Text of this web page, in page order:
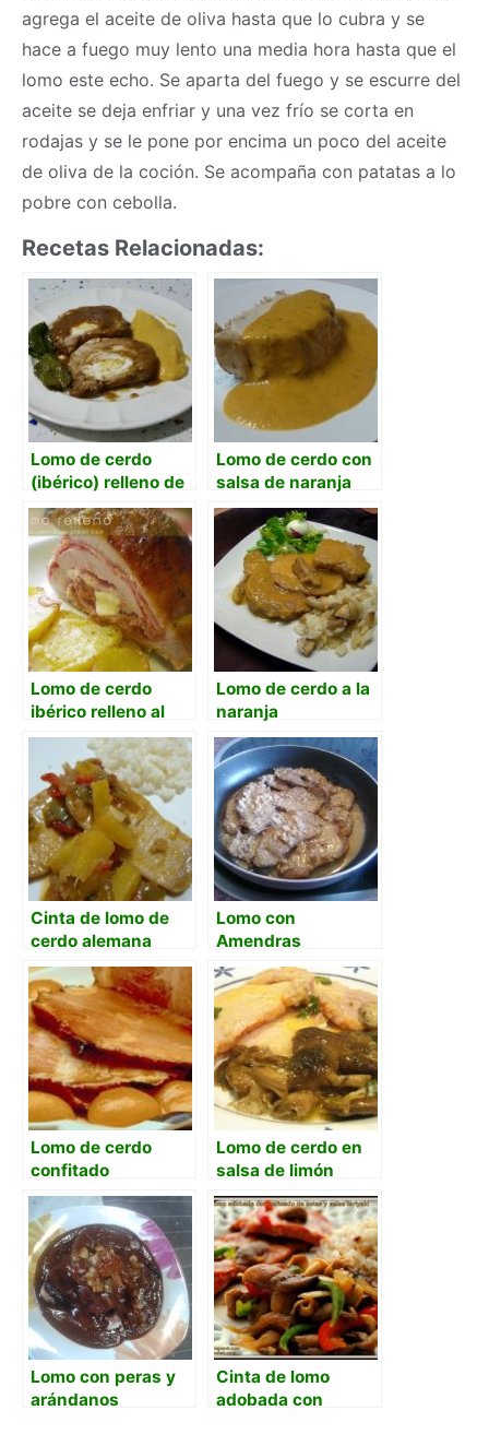
agrega el aceite de oliva hasta que lo cubra y se
hace a fuego muy lento una media hora hasta que el
lomo este echo. Se aparta del fuego y se escurre del
aceite se deja enfriar y una vez frío se corta en
rodajas y se le pone por encima un poco del aceite
de oliva de la coción. Se acompaña con patatas a lo
pobre con cebolla.
Recetas Relacionadas:
Lomo de cerdo
(ibérico) relleno de
jamón serrano,
queso y huevos.
Lomo de cerdo con
salsa de naranja
Lomo de cerdo
ibérico relleno al
horno
Lomo de cerdo a la
naranja
Cinta de lomo de
cerdo alemana
salteada con piña
en la cocina
francesa de una
española
Lomo con
Amendras
Lomo de cerdo
confitado
Lomo de cerdo en
salsa de limón
Lomo con peras y
arándanos
Cinta de lomo
adobada con